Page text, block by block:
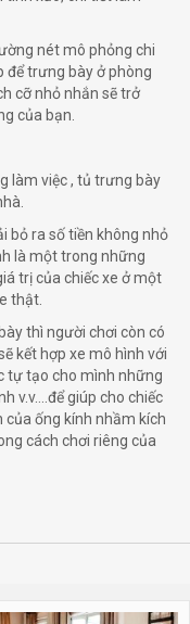
nét mô phỏng chi
để trưng bày ở phòng
cỡ nhỏ nhắn sẽ trở
của bạn.
làm việc , tủ trưng bày
bỏ ra số tiền không nhỏ
là một trong những
trị của chiếc xe ở một
thật.
thì người chơi còn có
kết hợp xe mô hình với
tự tạo cho mình những
v.v….để giúp cho chiếc
ống kính nhầm kích
cách chơi riêng của